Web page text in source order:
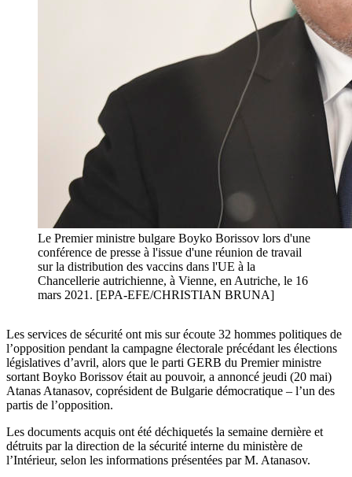
Le Premier ministre bulgare Boyko Borissov lors d'une
conférence de presse à l'issue d'une réunion de travail
sur la distribution des vaccins dans l'UE à la
Chancellerie autrichienne, à Vienne, en Autriche, le 16
mars 2021. [EPA-EFE/CHRISTIAN BRUNA]
Les services de sécurité ont mis sur écoute 32 hommes politiques de
l’opposition pendant la campagne électorale précédant les élections
législatives d’avril, alors que le parti GERB du Premier ministre
sortant Boyko Borissov était au pouvoir, a annoncé jeudi (20 mai)
Atanas Atanasov, coprésident de Bulgarie démocratique – l’un des
partis de l’opposition.
Les documents acquis ont été déchiquetés la semaine dernière et
détruits par la direction de la sécurité interne du ministère de
l’Intérieur, selon les informations présentées par M. Atanasov.